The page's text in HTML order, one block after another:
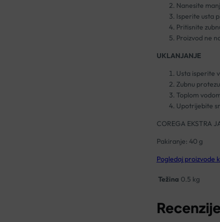
Nanesite
Isperite usta
Pritisnite
Proizvod ne
UKLANJANJE
Usta isperite
Zubnu
Toplom
Upotrijebite
COREGA EKSTRA
Pakiranje: 40 g
Pogledaj proizvode
Težina 0.5 kg